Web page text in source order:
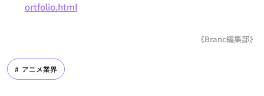
ortfolio.html
《Branc編集部》
アニメ業界